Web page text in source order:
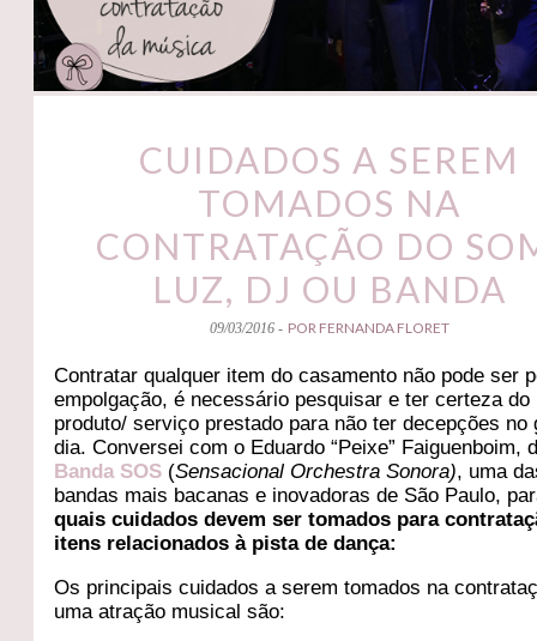
CUIDADOS A SEREM
TOMADOS NA
CONTRATAÇÃO DO
LUZ, DJ OU BANDA
09/03/2016 - POR FERNANDA FLORET
Contratar qualquer item do casamento não pode ser
empolgação, é necessário pesquisar e ter certeza do
produto/ serviço prestado para não ter decepções no
dia. Conversei com o Eduardo “Peixe” Faiguenboim,
Banda SOS (Sensacional Orchestra Sonora), uma
bandas mais bacanas e inovadoras de São Paulo,
quais cuidados devem ser tomados para
itens relacionados à pista de dança:
Os principais cuidados a serem tomados na
uma atração musical são: